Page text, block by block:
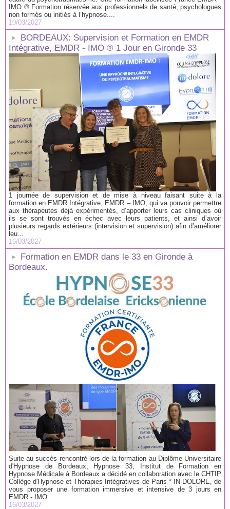
IMO ® Formation réservée aux professionnels de santé, psychologues
non formés ou initiés à l’hypnose....
10/03/2027
BORDEAUX: Supervision et Formation en EMDR
Intégrative, EMDR - IMO ® 1 Jour en Gironde 33
1 journée de supervision et de mise à niveau faisant suite à la
formation en EMDR Intégrative, EMDR – IMO, qui va pouvoir permettre
aux thérapeutes déjà expérimentés, d’apporter leurs cas cliniques où
ils se sont trouvés en échec avec leurs patients, et ainsi d’avoir
plusieurs regards extérieurs (intervision et supervision) afin d’améliorer
leu...
16/03/2027
Formation en EMDR dans le 33 en Gironde à
Bordeaux.
Suite au succès rencontré lors de la formation au Diplôme Universitaire
d'Hypnose de Bordeaux, Hypnose 33, Institut de Formation en
Hypnose Médicale à Bordeaux a décidé en collaboration avec le CHTIP
Collège d'Hypnose et Thérapies Intégratives de Paris * IN-DOLORE, de
vous proposer une formation immersive et intensive de 3 jours en
EMDR - IMO...
16/03/2027